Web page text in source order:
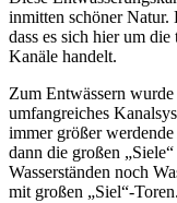
inmitten schöner Natur.
dass es sich hier um
Kanäle handelt.
Zum Entwässern
umfangreiches
immer größer
dann die großen
Wasserständen noch
mit großen „Siel“-Toren.